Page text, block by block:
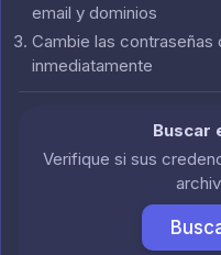
email y dominios
Cambie las
inmediatamente
Buscar
Verifique si sus